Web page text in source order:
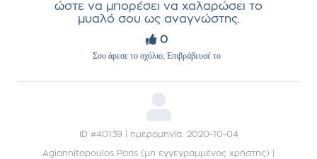
ώστε να μπορέσει να χαλαρώσει το
μυαλό σου ως αναγνώστης.
0
Σου άρεσε το σχόλιο; Επιβράβευσέ το
ID #40139 | ημερομηνία: 2020-10-04
Agiannitopoulos Paris (μη εγγεγραμμένος χρήστης)